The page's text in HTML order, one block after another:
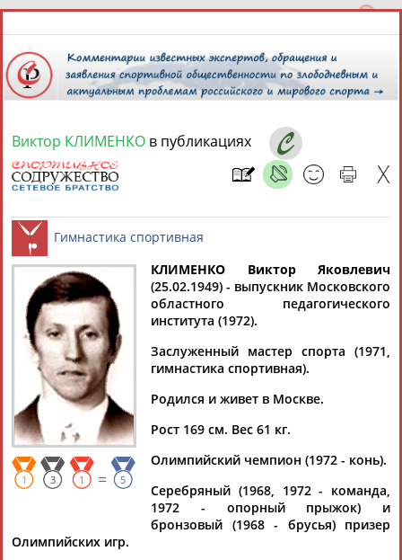
7 августа 2026 года,
СПОРТСМЕНЫ, ТРЕНЕРЫ И СПЕЦИАЛИСТЫ
Найдено: 13181персон Расширенный поиск
Аслаудин
АБАЕВ
Елена
АБАИМОВА
Мария
АБАКУМОВА
Юлия
АБАЛАКИНА
Дмитрий
Тамилла
АБАСОВА
Рамазан
АБАЧАРАЕВ
Ростом
АБАШИДЗЕ
Виктор КЛИМЕНКО в публикациях
Гимнастика спортивная
1 3 1 = 5
КЛИМЕНКО Виктор Яковлевич
(25.02.1949) - выпускник Московского
областного педагогического
института (1972).
Заслуженный мастер спорта (1971,
гимнастика спортивная).
Родился и живет в Москве.
Рост 169 см. Вес 61 кг.
Олимпийский чемпион (1972 - конь).
Серебряный (1968, 1972 - команда,
1972 - опорный прыжок) и
бронзовый (1968 - брусья) призер
Олимпийских игр.